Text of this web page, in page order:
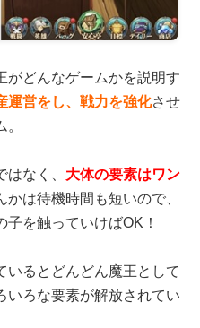
がどんなゲームかを説明す
運営をし、戦力を強化させ
なく、 大体の要素はワン
かは待機時間も短いので、
を触っていけばOK！
るとどんどん魔王として
いろな要素が解放されてい